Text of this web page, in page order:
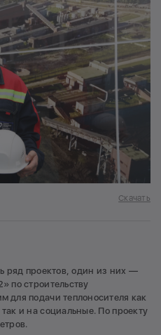
Скачать
ряд проектов, один из них —
по строительству
для подачи теплоносителя как
и на социальные. По проекту